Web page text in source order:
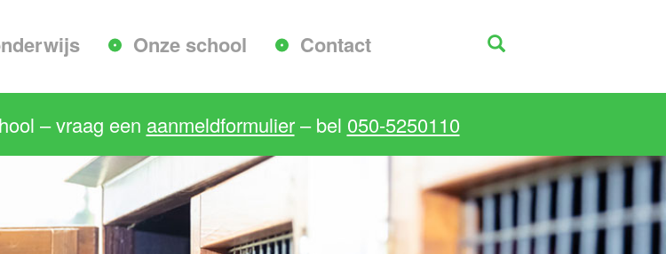
Onze school Contact
– vraag een aanmeldformulier– bel 050-5250110